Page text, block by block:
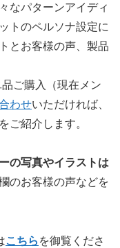
なパターンアイディ
トのペルソナ設定に
とお客様の声、製品
ご購入（現在メン
わせいただければ、
ご紹介します。
の写真やイラストは
のお客様の声などを
こちら を御覧くださ